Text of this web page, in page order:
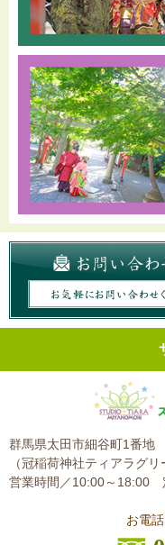
群馬県太田市細谷町1番地
（冠稲荷神社ティアラグリ
営業時間／10:00～18:00
お電